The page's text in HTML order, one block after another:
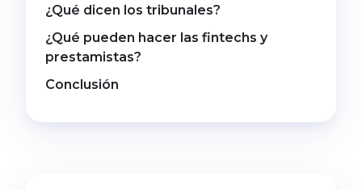
¿Qué dicen los tribunales?
¿Qué pueden hacer las fintechs y
prestamistas?
Conclusión